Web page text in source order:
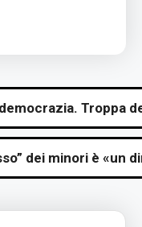
Troppa
dei minori è «un